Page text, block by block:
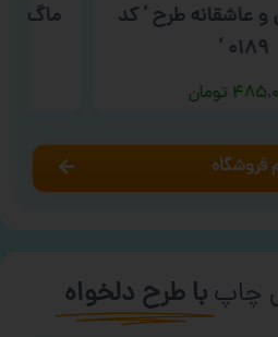
و عاشقانه طرح ‘ کد
۰۱۸۹ ‘
تومان
ماگ
فروشگاه
چاپ با طرح دلخواه